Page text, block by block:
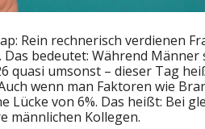
Rein rechnerisch verdienen
Das bedeutet: Während
quasi umsonst – dieser Tag
wenn man Faktoren wie
Lücke von 6%. Das heißt: Bei
männlichen Kollegen.